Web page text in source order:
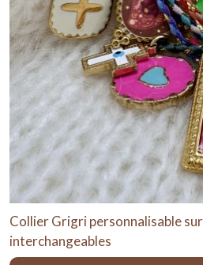
Collier Grigri personnalisable
interchangeables